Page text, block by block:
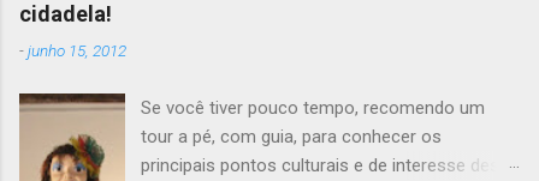
cidadela!
-junho 15, 2012
Se você tiver pouco tempo, recomendo um
tour a pé, com guia, para conhecer os
principais pontos culturais e de interesse desta